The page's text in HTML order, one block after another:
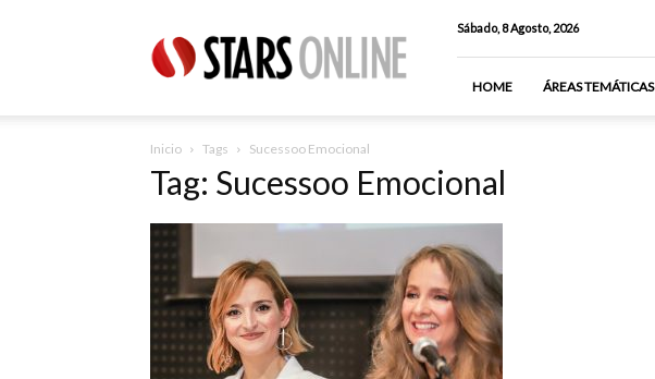
Online
Sábado, 8 Agosto, 2026
HOME ÁREAS TEMÁTICAS
Inicio Tags Sucessoo Emocional
Tag: Sucessoo Emocional